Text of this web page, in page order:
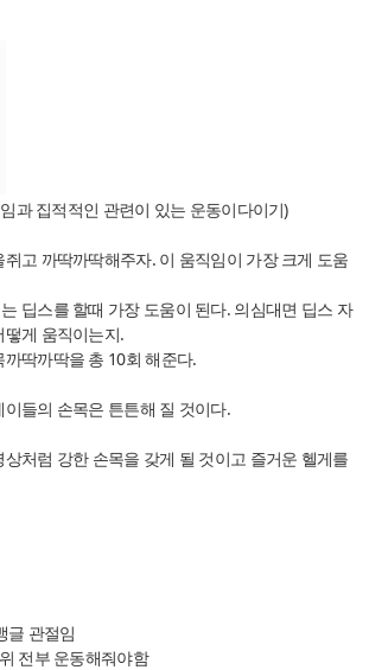
과 집적적인 관련이 있는 운동이다이기)
고 까딱까딱해주자. 이 움직임이 가장 크게 도움
딥스를 할때 가장 도움이 된다. 의심대면 딥스 자
게 움직이는지.
딱까딱을 총 10회 해준다.
들의 손목은 튼튼해 질 것이다.
처럼 강한 손목을 갖게 될 것이고 즐거운 헬게를
글 관절임
전부 운동해줘야함